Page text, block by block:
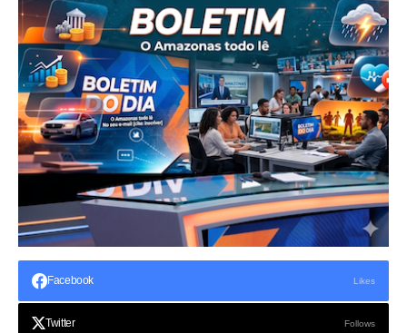
Facebook Likes
Twitter Follows